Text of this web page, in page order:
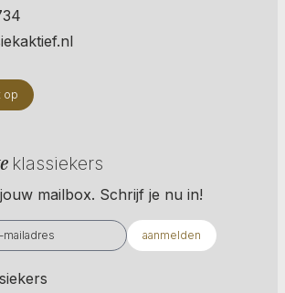
op
klassiekers
mailbox. Schrijf je nu in!
aanmelden